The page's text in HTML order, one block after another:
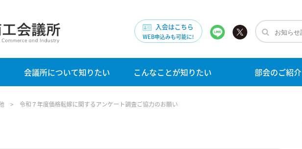
入会はこちら
WEB申込みも可能に!
会議所について知りたい こんなことが知りたい 部会のご紹介
> 令和７年度価格転嫁に関するアンケート調査ご協力のお願い